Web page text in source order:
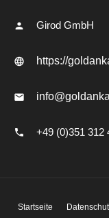
Girod GmbH
https://
+49 (0)351 312
Startseite